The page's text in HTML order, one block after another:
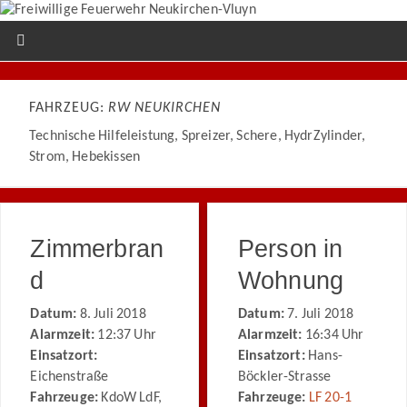
FAHRZEUG: RW NEUKIRCHEN
Technische Hilfeleistung, Spreizer, Schere, HydrZylinder,
Strom, Hebekissen
Zimmerbran
d
Datum: 8. Juli 2018
Alarmzeit: 12:37 Uhr
Einsatzort:
Eichenstraße
Fahrzeuge: KdoW LdF,
Person in
Wohnung
Datum:7. Juli 2018
Alarmzeit: 16:34 Uhr
Einsatzort:Hans-
Böckler-Strasse
Fahrzeuge: LF 20-1